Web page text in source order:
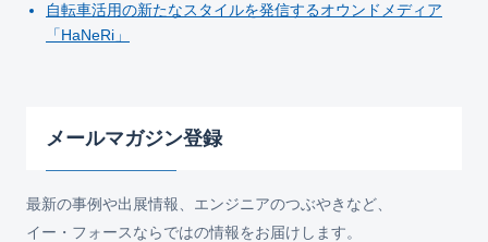
自転車活用の新たなスタイルを発信するオウンドメディア
「HaNeRi」
メールマガジン登録
最新の事例や出展情報、エンジニアのつぶやきなど、
イー・フォースならではの情報をお届けします。